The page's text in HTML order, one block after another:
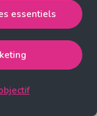
et
accepte
essentiels